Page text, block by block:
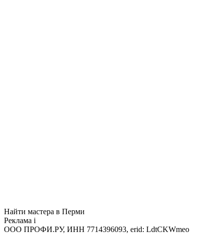
Найти мастера в Перми
Реклама i
ООО ПРОФИ.РУ, ИНН 7714396093, erid: LdtCKWmeo